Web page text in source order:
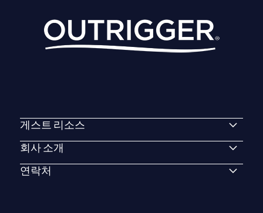
게스트 리소스
회사 소개
연락처